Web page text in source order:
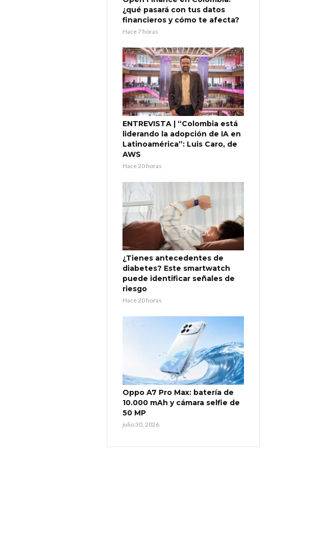
¿qué pasará con tus datos
financieros y cómo te afecta?
Hace 7 horas
ENTREVISTA | “Colombia está
liderando la adopción de IA en
Latinoamérica”: Luis Caro, de
AWS
Hace 20 horas
¿Tienes antecedentes de
diabetes? Este smartwatch
puede identificar señales de
riesgo
Hace 20 horas
Oppo A7 Pro Max: batería de
10.000 mAh y cámara selfie de
50 MP
julio 30, 2026